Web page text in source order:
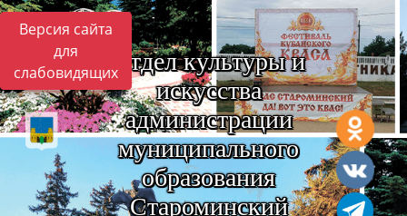
Версия сайта
для
слабовидящих Отдел культуры и
искусства
администрации
муниципального
образования
Староминский